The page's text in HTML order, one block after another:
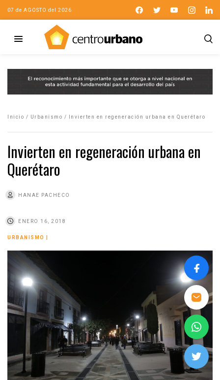
07 de AGOSTO del 2026
Inicio / Urbanismo / Invierten en regeneración urbana en Querétaro
Invierten en regeneración urbana en
Querétaro
HANAE PACHECO
ENERO 16, 2018
URBANISMO